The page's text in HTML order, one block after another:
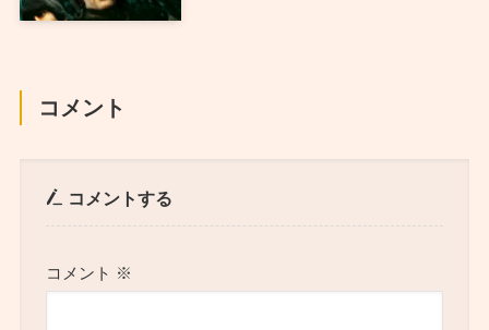
コメント
コメントする
コメント ※